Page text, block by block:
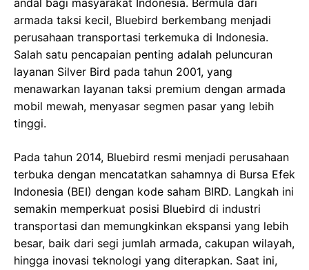
andal bagi masyarakat Indonesia. Bermula dari
armada taksi kecil, Bluebird berkembang menjadi
perusahaan transportasi terkemuka di Indonesia.
Salah satu pencapaian penting adalah peluncuran
layanan Silver Bird pada tahun 2001, yang
menawarkan layanan taksi premium dengan armada
mobil mewah, menyasar segmen pasar yang lebih
tinggi.
Pada tahun 2014, Bluebird resmi menjadi perusahaan
terbuka dengan mencatatkan sahamnya di Bursa Efek
Indonesia (BEI) dengan kode saham BIRD. Langkah ini
semakin memperkuat posisi Bluebird di industri
transportasi dan memungkinkan ekspansi yang lebih
besar, baik dari segi jumlah armada, cakupan wilayah,
hingga inovasi teknologi yang diterapkan. Saat ini,